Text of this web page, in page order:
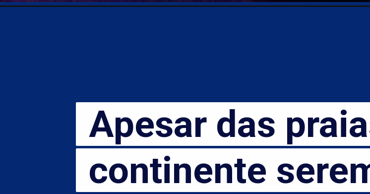
Apesar das
continente
Apesar das
continente